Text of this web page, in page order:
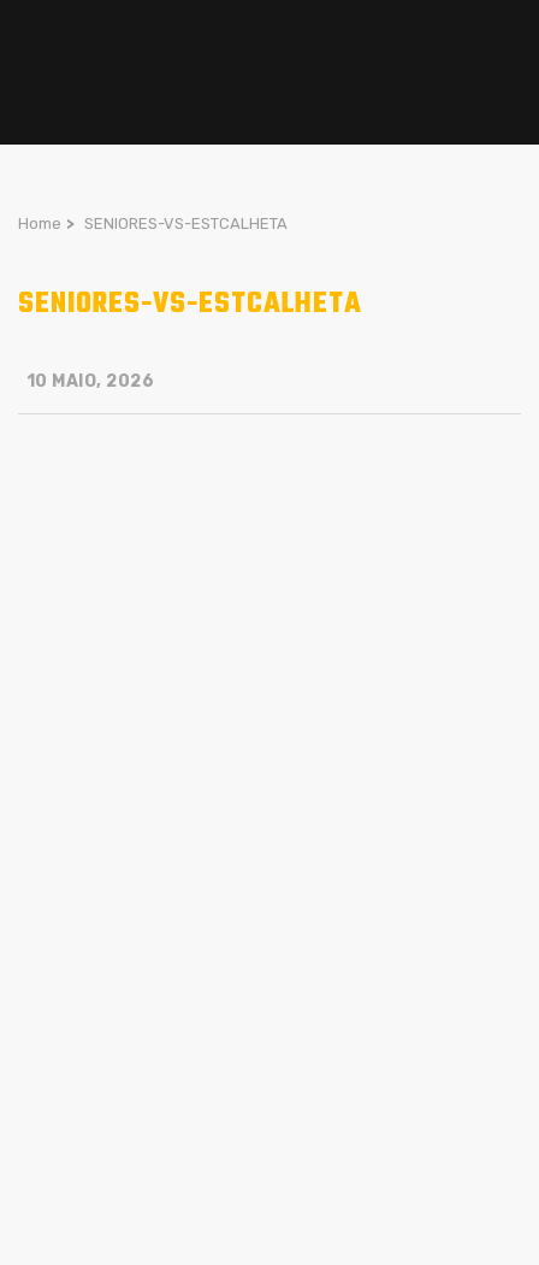
Home > SENIORES-VS-ESTCALHETA
SENIORES-VS-ESTCALHETA
10 MAIO, 2026